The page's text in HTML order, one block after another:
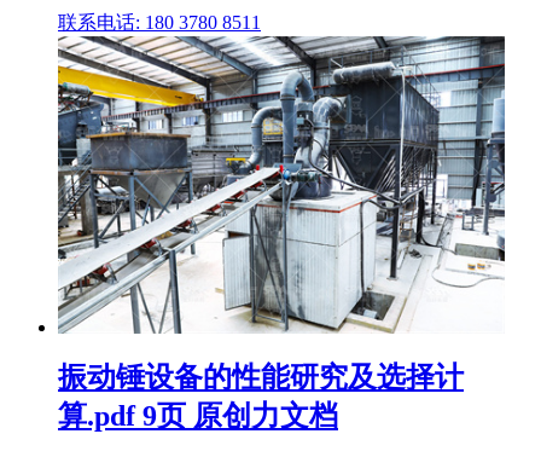
联系电话: 180 3780 8511
振动锤设备的性能研究及选择计
算.pdf 9页 原创力文档